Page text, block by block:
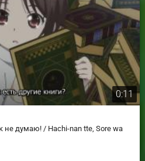
0:11
не думаю! / Hachi-nan tte, Sore wa